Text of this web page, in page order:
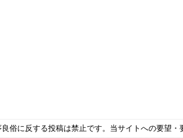
俗に反する投稿は禁止です。当サイトへの要望